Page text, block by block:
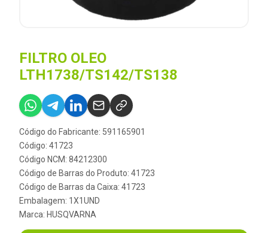
FILTRO OLEO
LTH1738/TS142/TS138
Código do Fabricante: 591165901
Código: 41723
Código NCM: 84212300
Código de Barras do Produto: 41723
Código de Barras da Caixa: 41723
Embalagem: 1X1UND
Marca: HUSQVARNA